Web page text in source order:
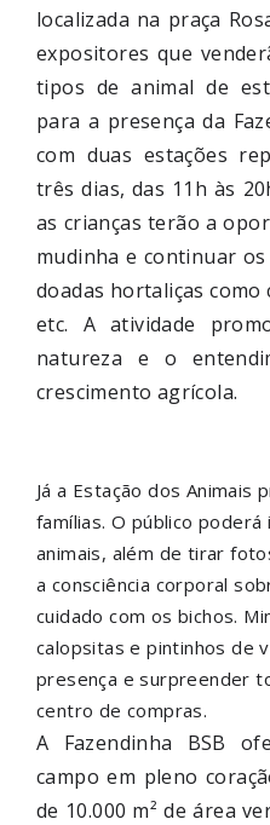
localizada na praça
expositores que
tipos de animal de
para a presença da
com duas estações
três dias, das 11h às
as crianças terão a
mudinha e continuar os
doadas hortaliças
etc. A atividade
natureza e o
crescimento agrícola.
Já a Estação dos Animais
famílias. O público
animais, além de tirar
a consciência corporal
cuidado com os bichos.
calopsitas e pintinhos de
presença e surpreender
centro de compras.
A Fazendinha BSB
campo em pleno
de 10.000 m² de área